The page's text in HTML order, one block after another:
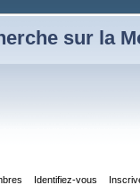
sur la
Identifiez-vous